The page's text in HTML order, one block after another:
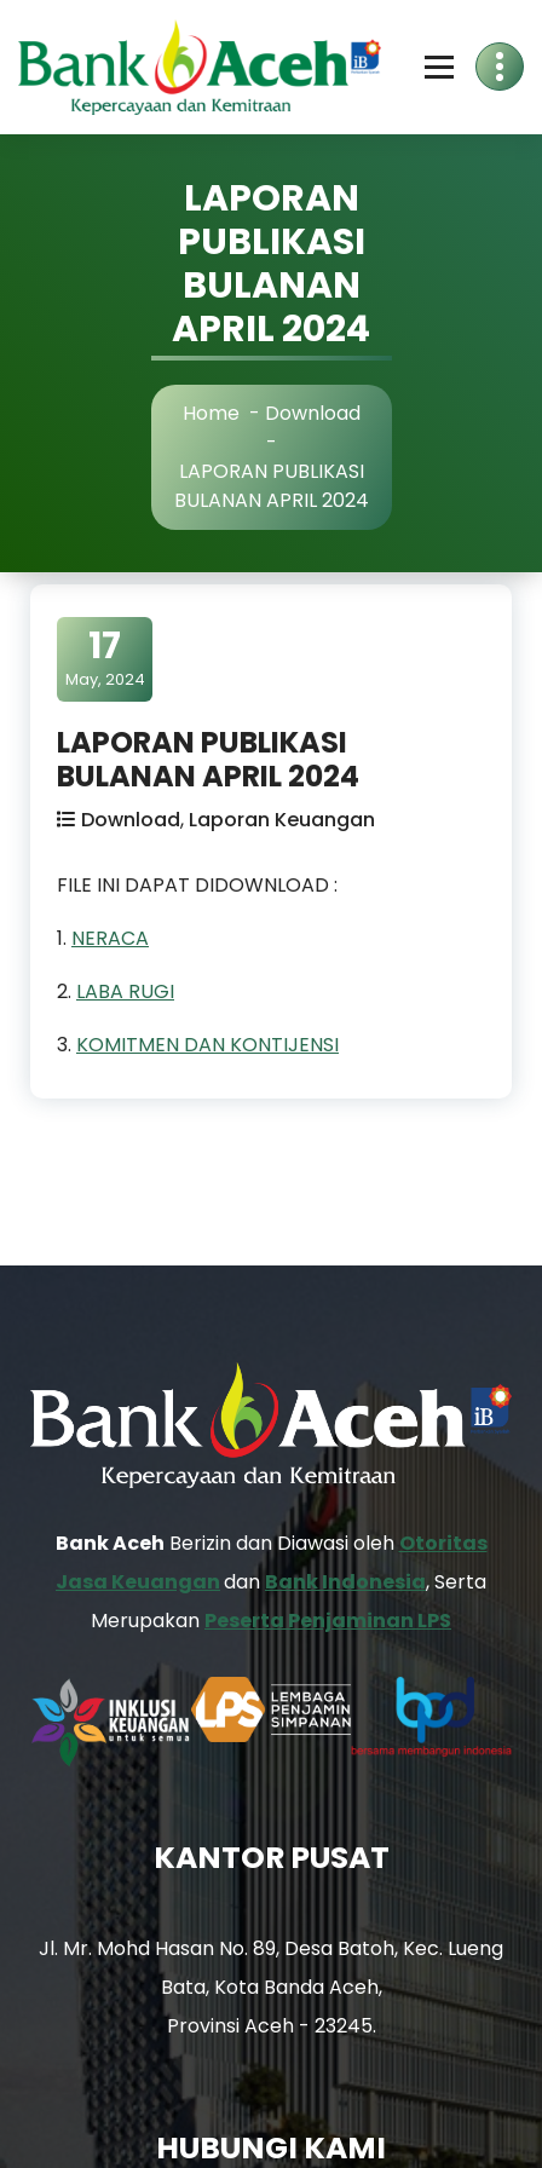
to
Content
LAPORAN
PUBLIKASI
BULANAN
APRIL 2024
Home - Download
-
LAPORAN PUBLIKASI
BULANAN APRIL 2024
17
May, 2024
LAPORAN PUBLIKASI
BULANAN APRIL 2024
Download, Laporan Keuangan
FILE INI DAPAT DIDOWNLOAD :
1. NERACA
2. LABA RUGI
3. KOMITMEN DAN KONTIJENSI
Bank Aceh Berizin dan Diawasi oleh Otoritas
Jasa Keuangandan Bank Indonesia, Serta
Merupakan Peserta Penjaminan LPS
KANTOR PUSAT
Jl. Mr. Mohd Hasan No. 89, Desa Batoh, Kec. Lueng
Bata, Kota Banda Aceh,
Provinsi Aceh - 23245.
HUBUNGI KAMI